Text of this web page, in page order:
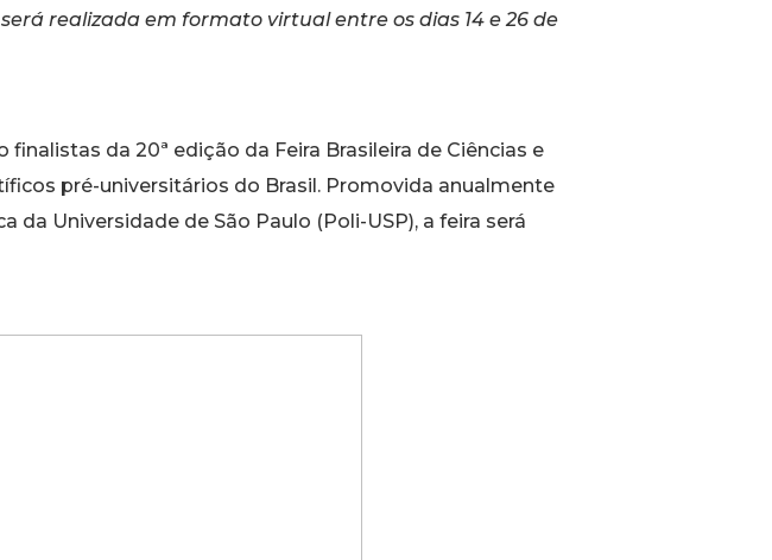
realizada em formato virtual entre os dias 14 e 26 de
da 20ª edição da Feira Brasileira de Ciências e
pré-universitários do Brasil. Promovida anualmente
Universidade de São Paulo (Poli-USP), a feira será